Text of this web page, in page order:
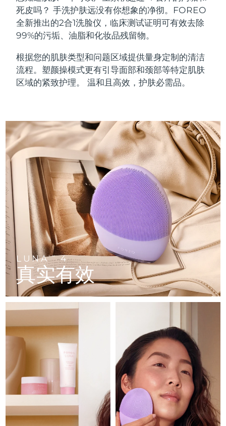
死皮吗？ 手洗护肤远没有你想象的净彻。FOREO
全新推出的2合1洗脸仪，临床测试证明可有效去除
99%的污垢、油脂和化妆品残留物。
根据您的肌肤类型和问题区域提供量身定制的清洁
流程。塑颜操模式更有引导面部和颈部等特定肌肤
区域的紧致护理。 温和且高效，护肤必需品。
LUNATM4
真实有效
面部清洁
LUNA™ 4 套装
Anti-aging massage
LUNA™ 4 Plus
LUNA™ 4 Men
For men, anti-aging massage
LUNA™ 4 mini
For young skin, T-zone
LUNA™ 4 go
For travel or gym bag
LUNA™ 护肤
Premium cleansers & balm
LUNA™ 设备
All facial cleansing devices
紧致提拉
BEAR™ 2 套装
Microcurrent toning
BEAR™ 2 go
BEAR™ 2 eyes & lips
Microcurrent line smoothing device
面部提拉护理
Premium anti-aging skincare
BEAR™ 设备
All premium facelift devices
补水保湿
UFO™ 3 套装
UFO™ 3 LED
Near-infrared and red light therapy
device
UFO™ 3 mini
Red light therapy device for young skin
UFO™ 3 go
Portable red light therapy
面膜
Rejuvenation & hydration
UFO™ 设备
All deep facial hydration devices
口腔护理
issa™ 4
issa™ 4 plus
Smart hybrid silicone sonic toothbrush
issa™ 4 smile
Hybrid silicone sonic toothbrush
issa™ 4 baby
For ages 0-3
issa™ Teeth Whitening Set
ISSA™ 设备
All silicone sonic toothbrushes
抗老
FAQ™ 101
Clinical anti-aging
FAQ™ 102
Advanced clinical anti-aging
FAQ™ 103
Luxurious clinical anti-aging set
FAQ™ P1 Primer
Manuka honey primer
FAQ™护肤品
All FAQ™ skincare
LED治疗
NEW
FAQ™ 201
LED mask
FAQ™ 202
LED mask
FAQ™ 211
Anti-aging neck & décolleté LED mask
FAQ™ 221
Anti-aging LED hand mask
FAQ™护肤品
All FAQ™ skincare
生发
FAQ™ 301
LED hair strengthening scalp massager
FAQ™ Scalp Serum
Scalp recovery probiotic serum
FAQ™护肤品
All FAQ™ skincare
FAQ™产品
All hair treatments
肌肤年轻化
NEW
FAQ™ 501
Full-Spectrum Red Light Therapy
FAQ™ 502
Full-Spectrum Red Light Therapy
FAQ™ Red Light Serum
FAQ™ skincare
All FAQ™ skincare
保健品
NEW
专业治疗
脱毛
PEACH™ 2 Pro Max
Professional IPL hair removal device
身体护理
BEAR™ 2 body
Microcurrent body toning
比利时 预计送达日期8/10/26
百慕大 预计送达日期
波斯尼亚和黑塞哥维那 预计送达日期8/13/26
文莱 预计送达日期
加拿大 预计送达日期8/14/26
智利 预计送达日期8/14/26
中国 预计送达日期 8/10/26
哥伦比亚 预计送达日期8/14/26
克罗地亚 预计送达日期8/10/26
塞浦路斯 预计送达日期8/11/26
捷克 预计送达日期
丹麦 预计送达日期8/10/26
芬兰 预计送达日期8/10/26
法国 预计送达日期8/10/26
法属波利尼西亚 预计送达日期 8/14/26
德国 预计送达日期 8/10/26